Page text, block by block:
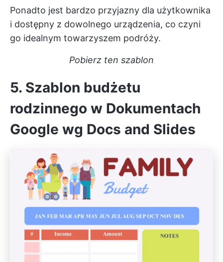
Ponadto jest bardzo przyjazny dla użytkownika
i dostępny z dowolnego urządzenia, co czyni
go idealnym towarzyszem podróży.
Pobierz ten szablon
5. Szablon budżetu
rodzinnego w Dokumentach
Google wg Docs and Slides